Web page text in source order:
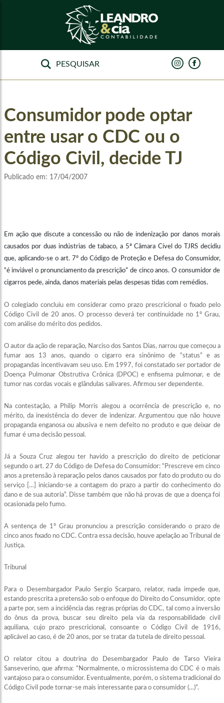
Consumidor pode optar
entre usar o CDC ou o
Código Civil, decide TJ
Publicado em: 17/04/2007
Em ação que discute a concessão ou não de indenização por danos morais
causados por duas indústrias de tabaco, a 5ª Câmara Cível do TJRS decidiu
que, aplicando-se o art. 7º do Código de Proteção e Defesa do Consumidor,
“é inviável o pronunciamento da prescrição” de cinco anos. O consumidor de
cigarros pede, ainda, danos materiais pelas despesas tidas com remédios.
O colegiado concluiu em considerar como prazo prescricional o fixado pelo
Código Civil de 20 anos. O processo deverá ter continuidade no 1º Grau,
com análise do mérito dos pedidos.
O autor da ação de reparação, Narciso dos Santos Dias, narrou que começou a
fumar aos 13 anos, quando o cigarro era sinônimo de “status” e as
propagandas incentivavam seu uso. Em 1997, foi constatado ser portador de
Doença Pulmonar Obstrutiva Crônica (DPOC) e enfisema pulmonar, e de
tumor nas cordas vocais e glândulas salivares. Afirmou ser dependente.
Na contestação, a Philip Morris alegou a ocorrência de prescrição e, no
mérito, da inexistência do dever de indenizar. Argumentou que não houve
propaganda enganosa ou abusiva e nem defeito no produto e que deixar de
fumar é uma decisão pessoal.
Já a Souza Cruz alegou ter havido a prescrição do direito de peticionar
segundo o art. 27 do Código de Defesa do Consumidor: “Prescreve em cinco
anos a pretensão à reparação pelos danos causados por fato do produto ou do
serviço […] iniciando-se a contagem do prazo a partir do conhecimento do
dano e de sua autoria”. Disse também que não há provas de que a doença foi
ocasionada pelo fumo.
A sentença de 1º Grau pronunciou a prescrição considerando o prazo de
cinco anos fixado no CDC. Contra essa decisão, houve apelação ao Tribunal de
Justiça.
Tribunal
Para o Desembargador Paulo Sergio Scarparo, relator, nada impede que,
estando prescrita a pretensão sob o enfoque do Direito do Consumidor, opte
a parte por, sem a incidência das regras próprias do CDC, tal como a inversão
do ônus da prova, buscar seu direito pela via da responsabilidade civil
aquiliana, cujo prazo prescricional, consoante o Código Civil de 1916,
aplicável ao caso, é de 20 anos, por se tratar da tutela de direito pessoal.
O relator citou a doutrina do Desembargador Paulo de Tarso Vieira
Sanseverino, que afirma: “Normalmente, o microssistema do CDC é o mais
vantajoso para o consumidor. Eventualmente, porém, o sistema tradicional do
Código Civil pode tornar-se mais interessante para o consumidor (…)”.